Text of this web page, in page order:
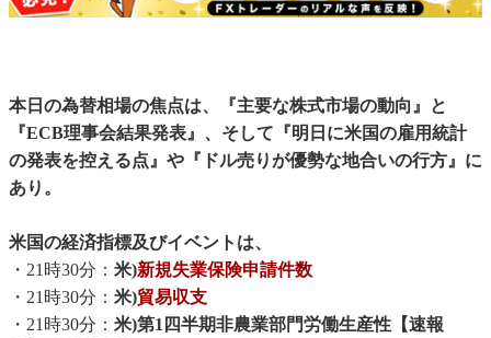
本日の為替相場の焦点は、『主要な株式市場の動向』と
『ECB理事会結果発表』、そして『明日に米国の雇用統計
の発表を控える点』や『ドル売りが優勢な地合いの行方』に
あり。
米国の経済指標及びイベントは、
・21時30分： 米)新規失業保険申請件数
・21時30分： 米)貿易収支
・21時30分： 米)第1四半期非農業部門労働生産性【速報